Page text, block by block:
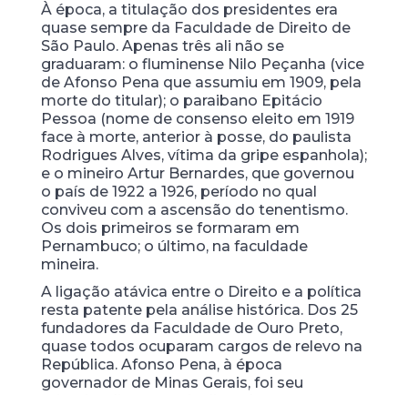
À época, a titulação dos presidentes era
quase sempre da Faculdade de Direito de
São Paulo. Apenas três ali não se
graduaram: o fluminense Nilo Peçanha (vice
de Afonso Pena que assumiu em 1909, pela
morte do titular); o paraibano Epitácio
Pessoa (nome de consenso eleito em 1919
face à morte, anterior à posse, do paulista
Rodrigues Alves, vítima da gripe espanhola);
e o mineiro Artur Bernardes, que governou
o país de 1922 a 1926, período no qual
conviveu com a ascensão do tenentismo.
Os dois primeiros se formaram em
Pernambuco; o último, na faculdade
mineira.
A ligação atávica entre o Direito e a política
resta patente pela análise histórica. Dos 25
fundadores da Faculdade de Ouro Preto,
quase todos ocuparam cargos de relevo na
República. Afonso Pena, à época
governador de Minas Gerais, foi seu